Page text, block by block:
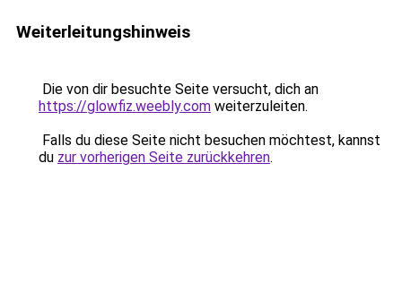
Weiterleitungshinweis
Die von dir besuchte Seite versucht, dich an
https://glowfiz.weebly.com weiterzuleiten.
Falls du diese Seite nicht besuchen möchtest, kannst
du zur vorherigen Seite zurückkehren.